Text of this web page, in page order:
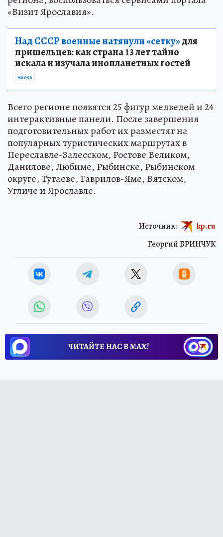
«Визит Ярославия».
Над СССР военные натянули «сетку»для
пришельцев: как страна 13 лет тайно
искала и изучала инопланетных гостей
НАУКА
Всего регионе появятся 25 фигур медведей и 24
интерактивные панели. После завершения
подготовительных работ их разместят на
популярных туристических маршрутах в
Переславле-Залесском, Ростове Великом,
Данилове, Любиме, Рыбинске, Рыбинском
округе, Тутаеве, Гаврилов-Яме, Вятском,
Угличе и Ярославле.
Георгий БРИНЧУК
Источник: kp.ru
ЧИТАЙТЕ НАС В МАХ!